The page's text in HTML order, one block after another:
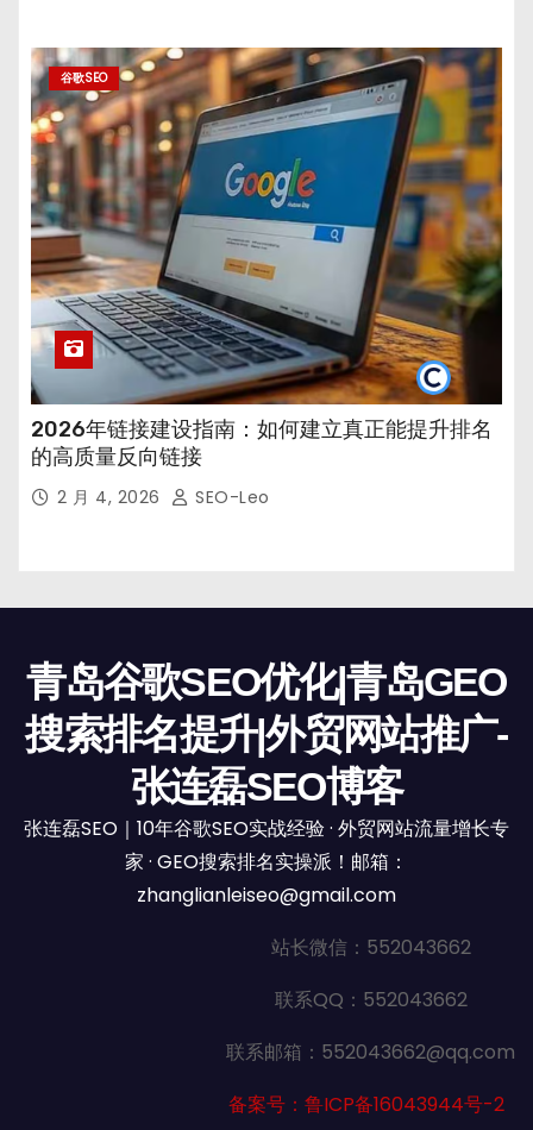
谷歌SEO
2026年链接建设指南：如何建立真正能提升排名
的高质量反向链接
2 月 4, 2026 SEO-Leo
青岛谷歌SEO优化|青岛GEO
搜索排名提升|外贸网站推广-
张连磊SEO博客
张连磊SEO｜10年谷歌SEO实战经验 · 外贸网站流量增长专
家 · GEO搜索排名实操派！邮箱：
zhanglianleiseo@gmail.com
站长微信：552043662
联系QQ：552043662
联系邮箱：552043662@qq.com
备案号：鲁ICP备16043944号-2